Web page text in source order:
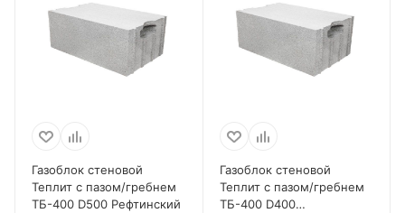
Газоблок стеновой
Теплит с пазом/гребнем
ТБ-400 D500 Рефтинский
Газоблок стеновой
Теплит с пазом/гребнем
ТБ-400 D400